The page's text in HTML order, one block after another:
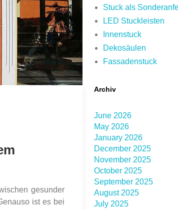
gesunder
ist es bei
Stuck als
LED Stuckleisten
Innenstuck
Dekosäulen
Fassadenstuck
Archiv
June 2026
May 2026
January 2026
December 2025
November 2025
October 2025
September 2025
August 2025
July 2025